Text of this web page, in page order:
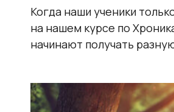
Когда наши ученики
на нашем курсе по
начинают получать